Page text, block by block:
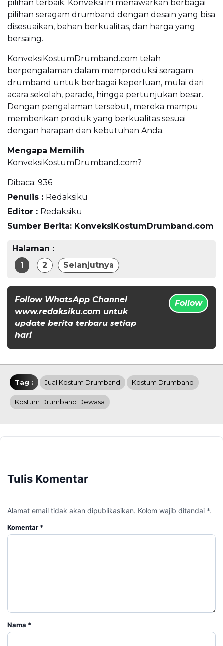
pilihan terbaik. Konveksi ini menawarkan berbagai
pilihan seragam drumband dengan desain yang bisa
disesuaikan, bahan berkualitas, dan harga yang
bersaing.
KonveksiKostumDrumband.com telah
berpengalaman dalam memproduksi seragam
drumband untuk berbagai keperluan, mulai dari
acara sekolah, parade, hingga pertunjukan besar.
Dengan pengalaman tersebut, mereka mampu
memberikan produk yang berkualitas sesuai
dengan harapan dan kebutuhan Anda.
Mengapa Memilih
KonveksiKostumDrumband.com?
Dibaca: 936
Penulis : Redaksiku
Editor : Redaksiku
Sumber Berita: KonveksiKostumDrumband.com
Halaman :
1
2 Selanjutnya
Follow WhatsApp Channel
www.redaksiku.com untuk
update berita terbaru setiap
hari
Follow
Tag : Jual Kostum Drumband Kostum Drumband
Kostum Drumband Dewasa
Tulis Komentar